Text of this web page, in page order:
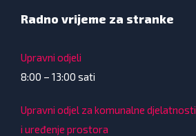
Radno vrijeme za stranke
Upravni odjeli
8:00 – 13:00 sati
Upravni odjel za komunalne djelatnosti
i uređenje prostora